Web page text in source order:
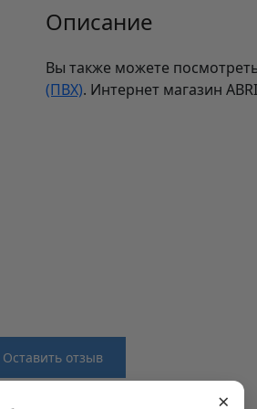
Описание
Вы также можете
(ПВХ). Интернет магазин
Оставить отзыв
×